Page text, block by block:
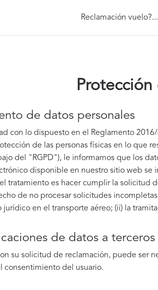
Reclamación
de datos personales
con lo dispuesto en el Reglamento
de las personas físicas en lo que
del "RGPD"), le informamos que los
disponible en nuestro sitio web se
tratamiento es hacer cumplir la solicitud
de no procesar solicitudes
jurídico en el transporte aéreo; (ii) la
de datos a terceros
su solicitud de reclamación, puede ser
consentimiento del usuario.